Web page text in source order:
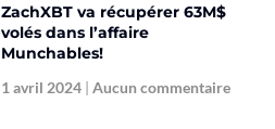
ZachXBT va récupérer 63M$
volés dans l’affaire
Munchables!
1 avril 2024 Aucun commentaire